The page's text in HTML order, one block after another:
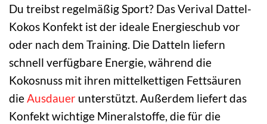
Du treibst regelmäßig Sport? Das Verival Dattel-
Kokos Konfekt ist der ideale Energieschub vor
oder nach dem Training. Die Datteln liefern
schnell verfügbare Energie, während die
Kokosnuss mit ihren mittelkettigen Fettsäuren
dieAusdauer unterstützt. Außerdem liefert das
Konfekt wichtige Mineralstoffe, die für die